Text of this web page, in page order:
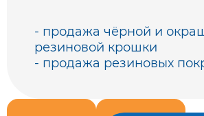
- продажа чёрной и
резиновой крошки
- продажа резиновых